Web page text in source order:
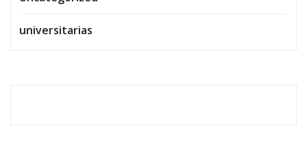
universitarias